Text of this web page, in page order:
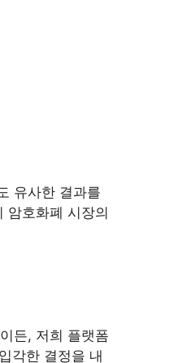
유사한 결과를
암호화폐 시장의
든, 저희 플랫폼
각한 결정을 내